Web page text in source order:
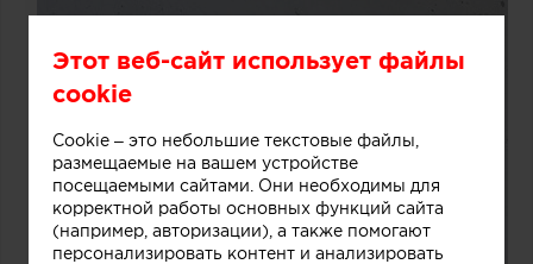
Этот веб-сайт использует файлы
cookie
Cookie – это небольшие текстовые файлы,
размещаемые на вашем устройстве
посещаемыми сайтами. Они необходимы для
корректной работы основных функций сайта
(например, авторизации), а также помогают
персонализировать контент и анализировать